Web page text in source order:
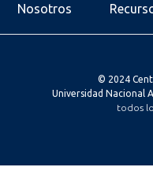
Nosotros
© 2024
Universidad Nacional
todos